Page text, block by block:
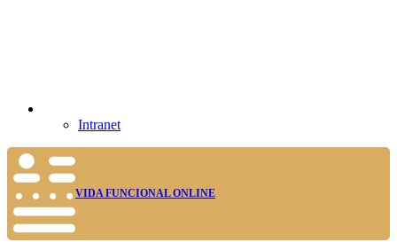
Intranet
VIDA FUNCIONAL ONLINE